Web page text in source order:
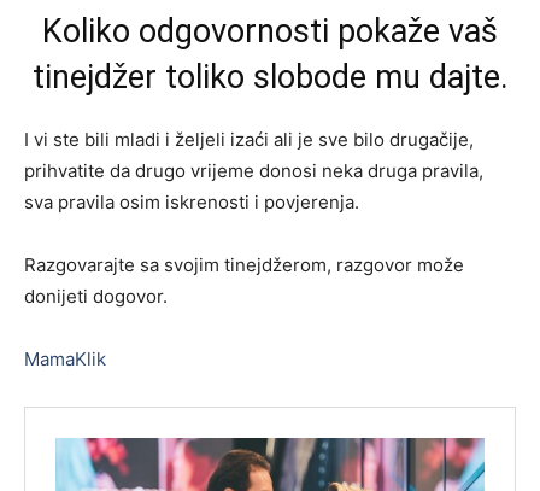
Koliko odgovornosti pokaže vaš
tinejdžer toliko slobode mu dajte.
I vi ste bili mladi i željeli izaći ali je sve bilo drugačije,
prihvatite da drugo vrijeme donosi neka druga pravila,
sva pravila osim iskrenosti i povjerenja.
Razgovarajte sa svojim tinejdžerom, razgovor može
donijeti dogovor.
MamaKlik